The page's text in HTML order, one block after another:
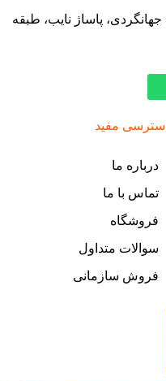
پاساژ نایب، طبقه
مفید
درباره ما
تماس با ما
فروشگاه
سوالات متداول
فروش سازمانی